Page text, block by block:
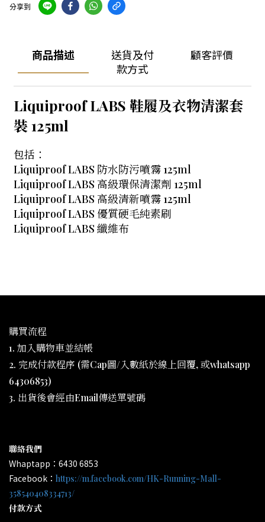
分享到
商品描述
送貨及付
款方式
顧客評價
Liquiproof LABS 鞋履及衣物清潔套
裝 125ml
包括：
Liquiproof LABS 防水防污噴霧 125ml
Liquiproof LABS 高級環保清潔劑 125ml
Liquiproof LABS 高級清新噴霧 125ml
Liquiproof LABS 優質硬毛純素刷
Liquiproof LABS 纖維布
購買流程
1. 加入購物車並結帳
2. 完成付款程序 (需Cap圖/入數紙於線上回覆, 或whatsapp
64306853)
3. 出貨後會經由Email傳送單號碼
聯絡我們
Whaptapp：6430 6853
Facebook： https://m.facebook.com/HK-Running-Mall-
358540408334713/
付款方式